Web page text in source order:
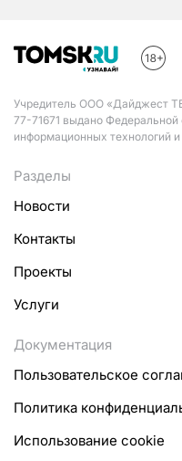
Учредитель ООО «Дайджест
77-71671 выдано
информационных технологий
Разделы
Новости
Контакты
Проекты
Услуги
Документация
Пользовательское
Политика
Использование cookie